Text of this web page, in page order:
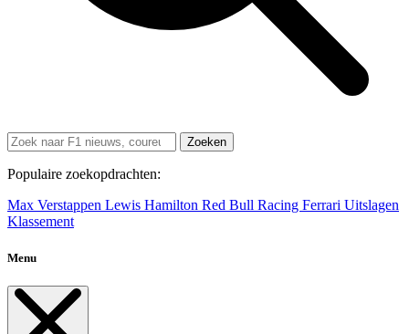
Zoeken
Populaire zoekopdrachten:
Max Verstappen Lewis Hamilton Red Bull Racing Ferrari Uitslagen
Klassement
Menu